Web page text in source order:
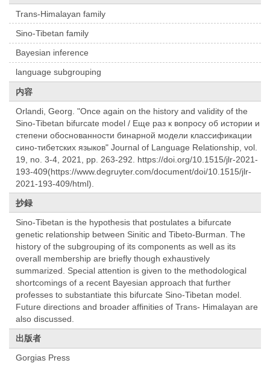
Trans-Himalayan family
Sino-Tibetan family
Bayesian inference
language subgrouping
内容
Orlandi, Georg. "Once again on the history and validity of the
Sino-Tibetan bifurcate model / Еще раз к вопросу об истории и
степени обоснованности бинарной модели классификации
сино-тибетских языков" Journal of Language Relationship, vol.
19, no. 3-4, 2021, pp. 263-292. https://doi.org/10.1515/jlr-2021-
193-409(https://www.degruyter.com/document/doi/10.1515/jlr-
2021-193-409/html).
抄録
Sino-Tibetan is the hypothesis that postulates a bifurcate
genetic relationship between Sinitic and Tibeto-Burman. The
history of the subgrouping of its components as well as its
overall membership are briefly though exhaustively
summarized. Special attention is given to the methodological
shortcomings of a recent Bayesian approach that further
professes to substantiate this bifurcate Sino-Tibetan model.
Future directions and broader affinities of Trans- Himalayan are
also discussed.
出版者
Gorgias Press